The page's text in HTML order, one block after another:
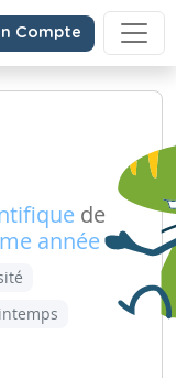
Compte
de
année